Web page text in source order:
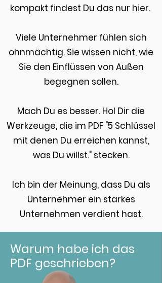
kompakt findest Du das nur hier.
Viele Unternehmer fühlen sich
ohnmächtig. Sie wissen nicht, wie
Sie den Einflüssen von Außen
begegnen sollen.
Mach Du es besser. Hol Dir die
Werkzeuge, die im PDF "5 Schlüssel
mit denen Du erreichen kannst,
was Du willst." stecken.
Ich bin der Meinung, dass Du als
Unternehmer ein starkes
Unternehmen verdient hast.
Warum habe ich das
PDF geschrieben?